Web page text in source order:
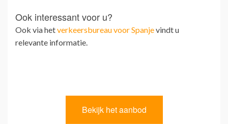
Ook interessant voor u?
Ook via hetverkeersbureau voor Spanjevindt u
relevante informatie.